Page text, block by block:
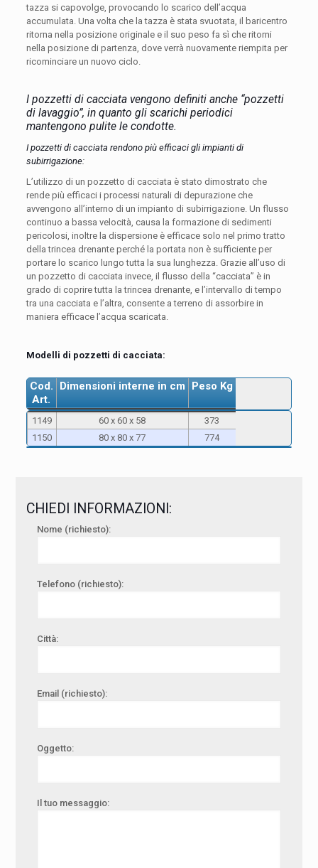
tazza si capovolge, provocando lo scarico dell’acqua
accumulata. Una volta che la tazza è stata svuotata, il baricentro
ritorna nella posizione originale e il suo peso fa sì che ritorni
nella posizione di partenza, dove verrà nuovamente riempita per
ricominciare un nuovo ciclo.
I pozzetti di cacciata vengono definiti anche “pozzetti
di lavaggio”, in quanto gli scarichi periodici
mantengono pulite le condotte.
I pozzetti di cacciata rendono più efficaci gli impianti di
subirrigazione:
L’utilizzo di un pozzetto di cacciata è stato dimostrato che
rende più efficaci i processi naturali di depurazione che
avvengono all’interno di un impianto di subirrigazione. Un flusso
continuo a bassa velocità, causa la formazione di sedimenti
pericolosi, inoltre la dispersione è efficace solo nel primo tratto
della trincea drenante perché la portata non è sufficiente per
portare lo scarico lungo tutta la sua lunghezza. Grazie all’uso di
un pozzetto di cacciata invece, il flusso della “cacciata” è in
grado di coprire tutta la trincea drenante, e l’intervallo di tempo
tra una cacciata e l’altra, consente a terreno di assorbire in
maniera efficace l’acqua scaricata.
Modelli di pozzetti di cacciata:
Cod.
Art.
Dimensioni interne in cm Peso Kg
Cod.
Art.
Dimensioni interne in cm Peso Kg
1149 60 x 60 x 58
373
1150
80 x 80 x 77 774
CHIEDI INFORMAZIONI:
Nome (richiesto):
Telefono (richiesto):
Città:
Email (richiesto):
Oggetto:
Il tuo messaggio: